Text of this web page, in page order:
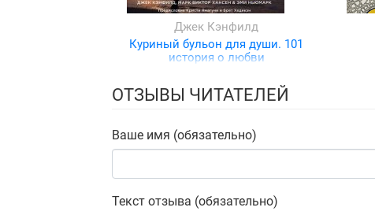
Джек Кэнфилд
Куриный бульон для души. 101
история о любви
ОТЗЫВЫ ЧИТАТЕЛЕЙ
Ваше имя (обязательно)
Текст отзыва (обязательно)